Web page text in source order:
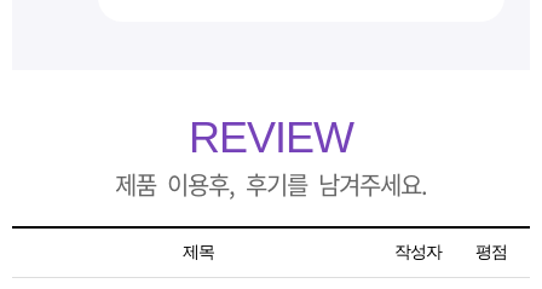
REVIEW
제품 이용후, 후기를 남겨주세요.
제목 작성자 평점